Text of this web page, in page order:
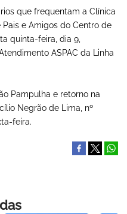
que frequentam a Clínica
e Amigos do Centro de
quinta-feira, dia 9,
ASPAC da Linha
Pampulha e retorno na
Negrão de Lima, nº
feira.